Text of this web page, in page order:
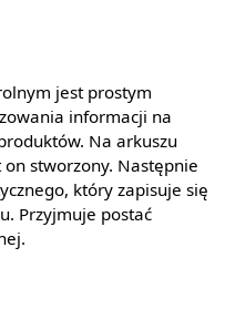
jest prostym
informacji na
Na arkuszu
stworzony. Następnie
który zapisuje się
Przyjmuje postać